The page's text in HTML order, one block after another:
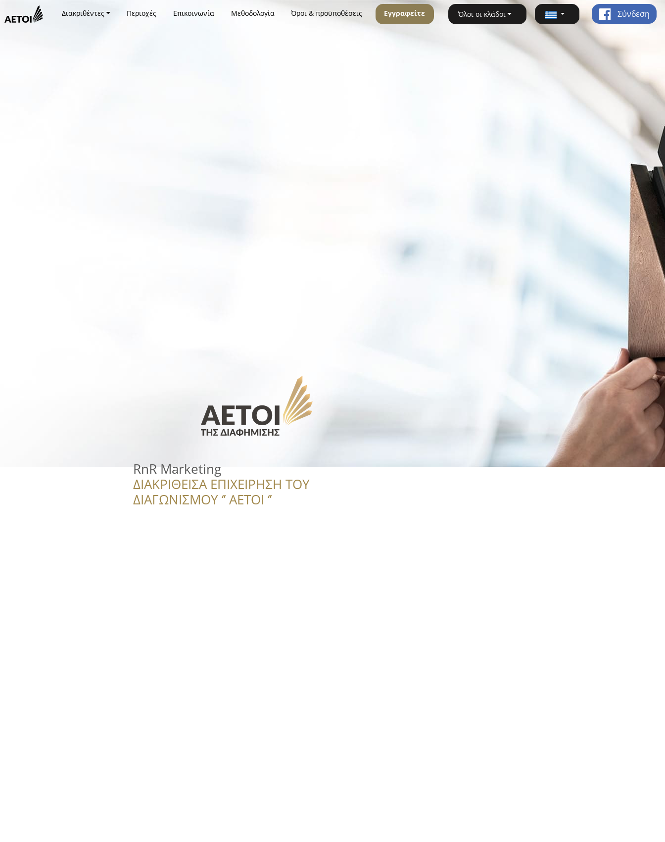
Διακριθέντες Περιοχές Επικοινωνία Μεθοδολογία Όροι & προϋποθέσεις Εγγραφείτε Όλοι οι κλάδοι Σύνδεση
RnR Marketing
ΔΙΑΚΡΙΘΕΙΣΑ ΕΠΙΧΕΙΡΗΣΗ ΤΟΥ
ΔΙΑΓΩΝΙΣΜΟΥ ‘’ ΑΕΤΟΙ ‘’